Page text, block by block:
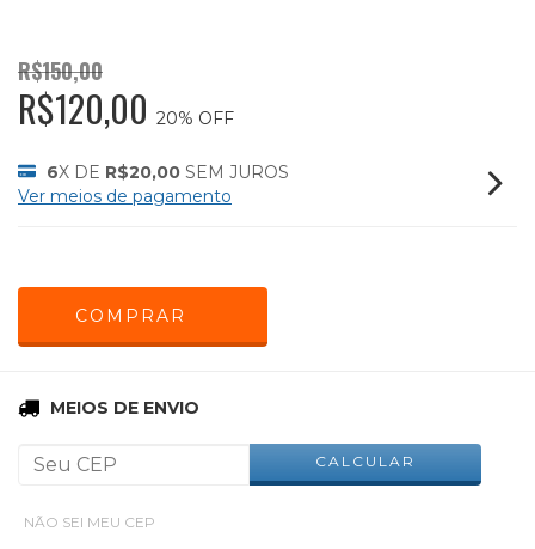
R$150,00
R$120,00 20% OFF
6X DE R$20,00 SEM JUROS
Ver meios de pagamento
MEIOS DE ENVIO
CALCULAR
NÃO SEI MEU CEP